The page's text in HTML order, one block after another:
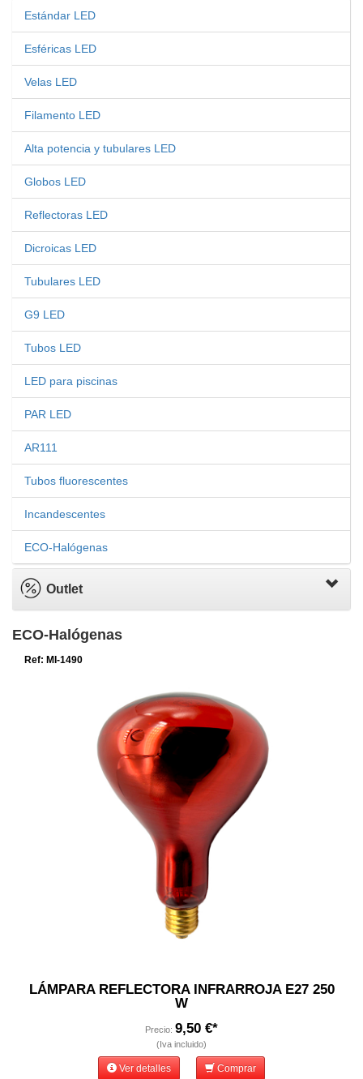
Estándar LED
Esféricas LED
Velas LED
Filamento LED
Alta potencia y tubulares LED
Globos LED
Reflectoras LED
Dicroicas LED
Tubulares LED
G9 LED
Tubos LED
LED para piscinas
PAR LED
AR111
Tubos fluorescentes
Incandescentes
ECO-Halógenas
Outlet
ECO-Halógenas
Ref: MI-1490
LÁMPARA REFLECTORA INFRARROJA E27 250
W
Precio: 9,50 €*
(Iva incluido)
Ver detalles Comprar